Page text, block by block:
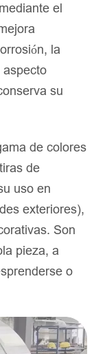
el
la
aspecto
su
de colores
de
uso en
exteriores),
Son
pieza, a
o